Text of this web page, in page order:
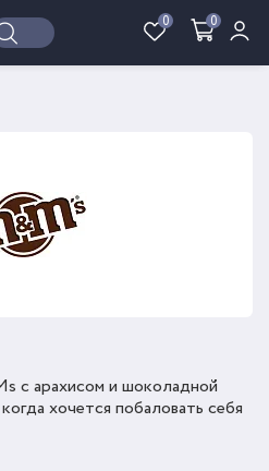
0 0
Войти Регистрация
с арахисом и шоколадной
хочется побаловать себя